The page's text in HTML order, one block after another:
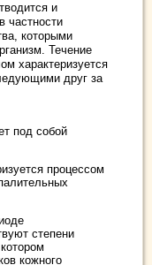
и
частности
которыми
Течение
характеризуется
друг за
под собой
процессом
степени
кожного